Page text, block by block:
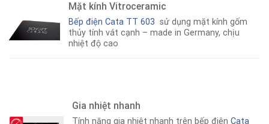
Mặt kính Vitroceramic
Bếp điện Cata TT 603 sử dụng mặt kính gốm
thủy tính vát cạnh – made in Germany, chịu
nhiệt độ cao
Gia nhiệt nhanh
Tính năng gia nhiệt nhanh trên bếp điệnCata